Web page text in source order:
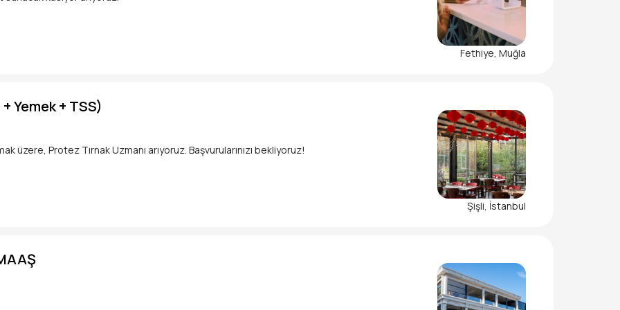
Fethiye, Muğla
Şişli, İstanbul
Yemek + TSS)
üzere, Protez Tırnak Uzmanı arıyoruz. Başvurularınızı bekliyoruz!